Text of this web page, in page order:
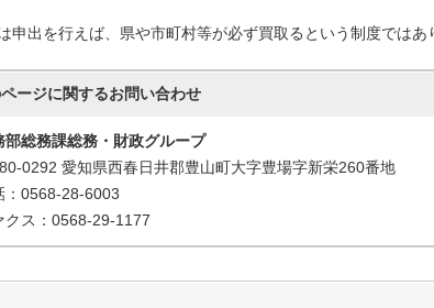
申出を行えば、県や市町村等が必ず買取るという制度ではあ
ージに関するお問い合わせ
部総務課総務・財政グループ
0292 愛知県西春日井郡豊山町大字豊場字新栄260番地
：0568-28-6003
クス：0568-29-1177